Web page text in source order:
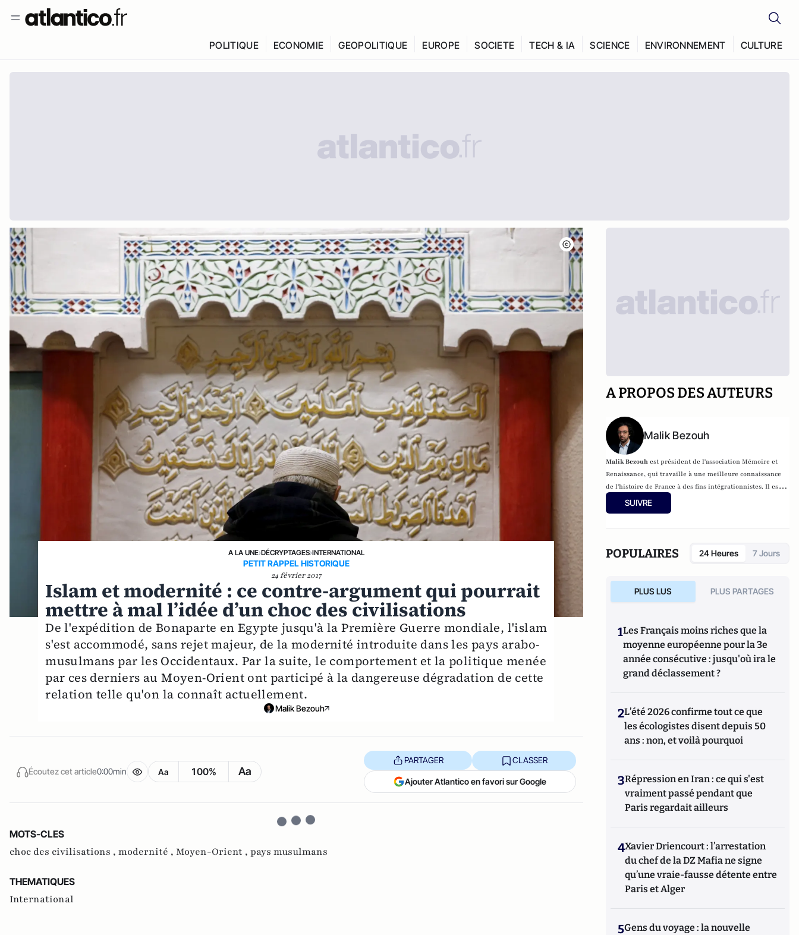
POLITIQUE ECONOMIE GEOPOLITIQUE EUROPE SOCIETE TECH & IA SCIENCE ENVIRONNEMENT CULTURE
A LA UNE›DÉCRYPTAGES›INTERNATIONAL
PETIT RAPPEL HISTORIQUE
24 février 2017
Islam et modernité : ce contre-argument qui pourrait
mettre à mal l’idée d’un choc des civilisations
De l'expédition de Bonaparte en Egypte jusqu'à la Première Guerre mondiale, l'islam
s'est accommodé, sans rejet majeur, de la modernité introduite dans les pays arabo-
musulmans par les Occidentaux. Par la suite, le comportement et la politique menée
par ces derniers au Moyen-Orient ont participé à la dangereuse dégradation de cette
relation telle qu'on la connaît actuellement.
Malik Bezouh
Écoutez cet article0:00min Aa 100% Aa
PARTAGER CLASSER
Ajouter Atlantico en favori sur Google
MOTS-CLES
choc des civilisations , modernité , Moyen-Orient , pays musulmans
THEMATIQUES
International
A PROPOS DES AUTEURS
Malik Bezouh
Malik Bezouh est président de l'association Mémoire et
Renaissance, qui travaille à une meilleure connaissance
de l'histoire de France à des fins intégrationnistes. Il est
l'auteur des livres
musulmane, pour la Fondation pour l'innovation politique
(Jourdan éditions, 2021).
Physicien de formation, Malik
française et des processus historiques à l’origine de
l’émergence de l’islamisme.
SUIVRE
POPULAIRES 24 Heures 7 Jours
PLUS LUS PLUS PARTAGES
1Les Français moins riches que la
moyenne européenne pour la 3e
année consécutive : jusqu'où ira le
grand déclassement ?
2L’été 2026 confirme tout ce que
les écologistes disent depuis 50
ans : non, et voilà pourquoi
3Répression en Iran : ce qui s'est
vraiment passé pendant que
Paris regardait ailleurs
4Xavier Driencourt : l’arrestation
du chef de la DZ Mafia ne signe
qu’une vraie-fausse détente entre
Paris et Alger
5Gens du voyage : la nouvelle